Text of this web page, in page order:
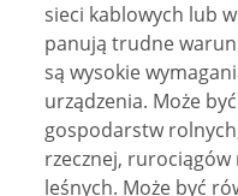
sieci kablowych lub
panują trudne
są wysokie
urządzenia. Może
gospodarstw
rzecznej,
leśnych. Może być